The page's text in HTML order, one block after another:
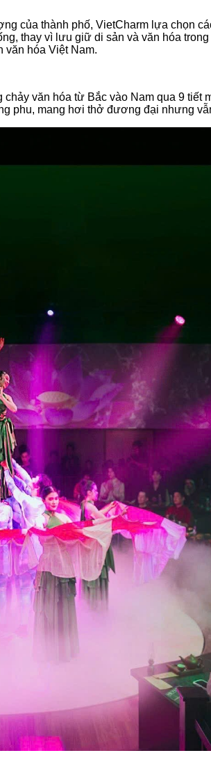
của thành phố, VietCharm lựa chọn
thay vì lưu giữ di sản và văn hóa
văn hóa Việt Nam.
văn hóa từ Bắc vào Nam qua 9 tiết
phu, mang hơi thở đương đại nhưng